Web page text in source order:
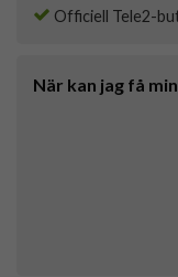
Officiell Tele2-
När kan jag få